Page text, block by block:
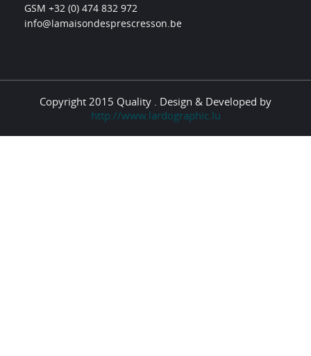
GSM +32 (0) 474 832 972
info@lamaisondesprescresson.be
Copyright 2015 Quality . Design & Developed by
http://www.lardographic.lu